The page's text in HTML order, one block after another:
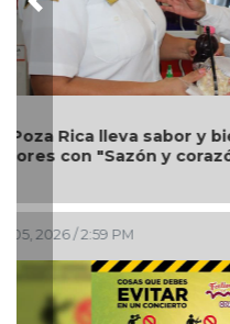
Una silla de ruedas, un
Alondra: Pedro Miguel
petición de familia
Ago 05, 2026 / 12:13 PM
Previous